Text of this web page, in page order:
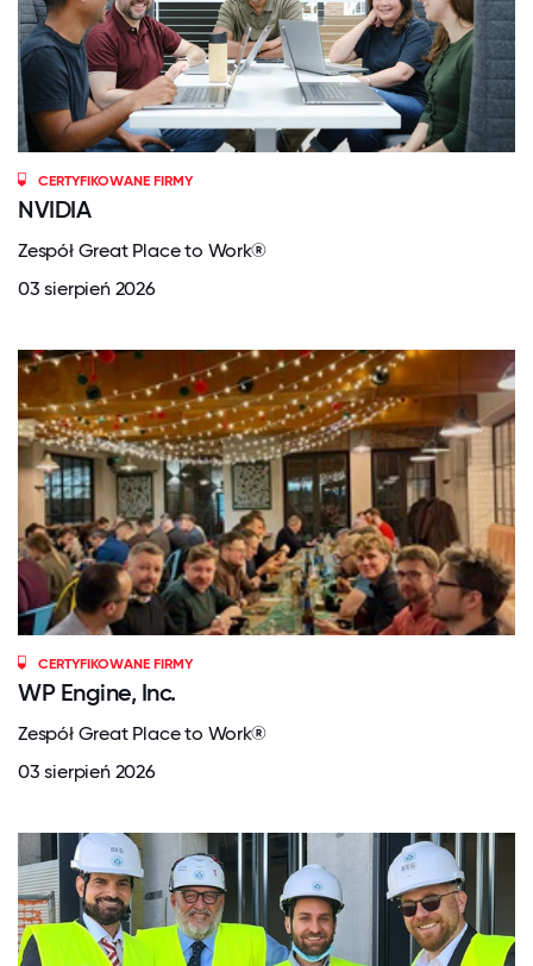
CERTYFIKOWANE FIRMY
NVIDIA
Zespół Great Place to Work®
03 sierpień 2026
CERTYFIKOWANE FIRMY
WP Engine, Inc.
Zespół Great Place to Work®
03 sierpień 2026